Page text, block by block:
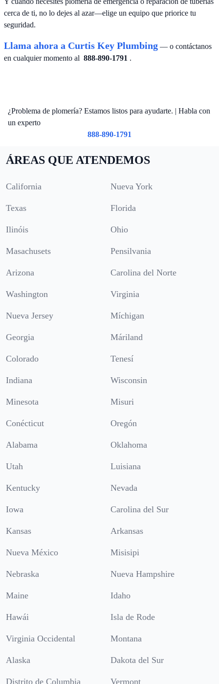
cerca de ti, no lo dejes al azar—elige un equipo que priorice tu
seguridad.
Llama ahora a Curtis Key Plumbing — o contáctanos
en cualquier momento al 888-890-1791 .
¿Problema de plomería? Estamos listos para ayudarte. | Habla con
un experto
888-890-1791
ÁREAS QUE ATENDEMOS
California Nueva York
Texas Florida
Ilinóis Ohio
Masachusets Pensilvania
Arizona Carolina del Norte
Washington Virginia
Nueva Jersey Míchigan
Georgia Máriland
Colorado Tenesí
Indiana Wisconsin
Minesota Misuri
Conécticut Oregón
Alabama Oklahoma
Utah Luisiana
Kentucky Nevada
Iowa Carolina del Sur
Kansas Arkansas
Nueva México Misisipi
Nebraska Nueva Hampshire
Maine Idaho
Hawái Isla de Rode
Virginia Occidental Montana
Alaska Dakota del Sur
Distrito de Columbia Vermont